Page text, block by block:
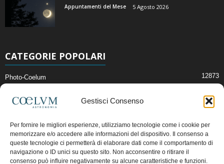
Gestisci Consenso
Per fornire le migliori esperienze, utilizziamo tecnologie come i cookie per
memorizzare e/o accedere alle informazioni del dispositivo. Il consenso a
queste tecnologie ci permetterà di elaborare dati come il comportamento di
navigazione o ID unici su questo sito. Non acconsentire o ritirare il
consenso può influire negativamente su alcune caratteristiche e funzioni.
Appuntamenti del Mese 5 Agosto 2026
CATEGORIE POPOLARI
Photo-Coelum 12873
News di Astronomia 2409
Cielo del Mese
Astronomia, Astrofisica e Cosmologia
Articoli e Risorse On-Line